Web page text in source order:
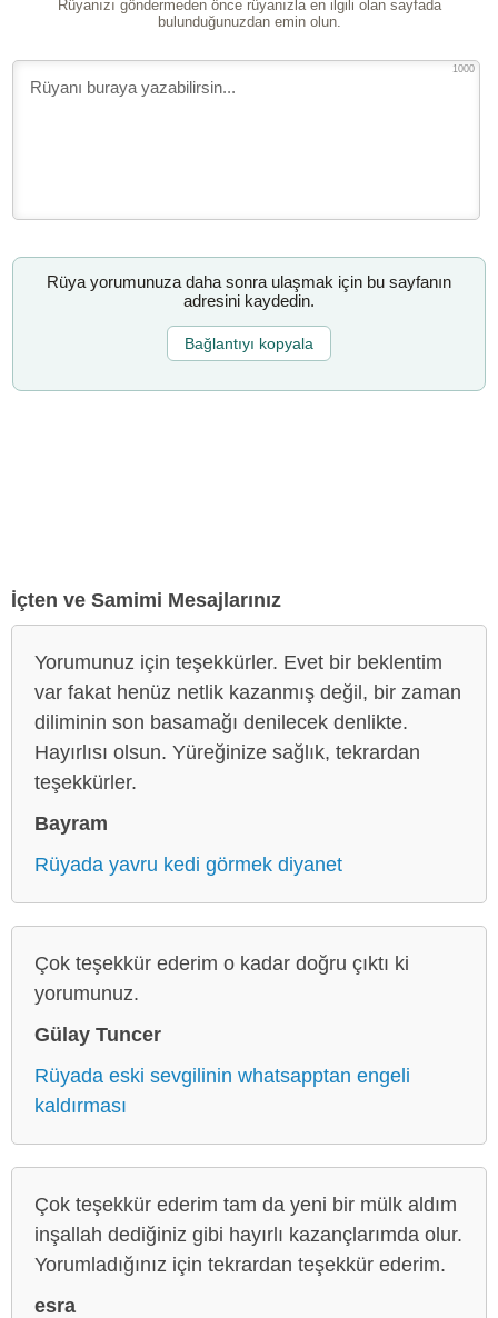
Rüyanızı göndermeden önce rüyanızla en ilgili olan sayfada
bulunduğunuzdan emin olun.
1000
Rüya yorumunuza daha sonra ulaşmak için bu sayfanın
adresini kaydedin.
Bağlantıyı kopyala
İçten ve Samimi Mesajlarınız
Yorumunuz için teşekkürler. Evet bir beklentim
var fakat henüz netlik kazanmış değil, bir zaman
diliminin son basamağı denilecek denlikte.
Hayırlısı olsun. Yüreğinize sağlık, tekrardan
teşekkürler.
Bayram
Rüyada yavru kedi görmek diyanet
Çok teşekkür ederim o kadar doğru çıktı ki
yorumunuz.
Gülay Tuncer
Rüyada eski sevgilinin whatsapptan engeli
kaldırması
Çok teşekkür ederim tam da yeni bir mülk aldım
inşallah dediğiniz gibi hayırlı kazançlarımda olur.
Yorumladığınız için tekrardan teşekkür ederim.
esra